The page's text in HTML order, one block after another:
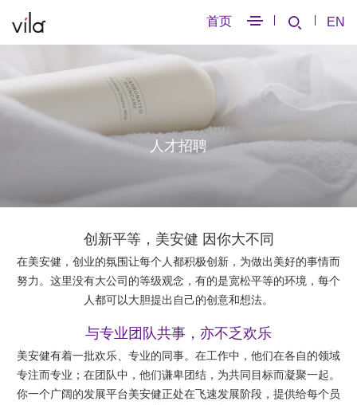
首页 EN
人才招聘
创新平等，美安健 因你大不同
在美安健，创业的氛围让每个人都积极创新，为做出美好的事情而
努力。这里没有大公司的等级观念，有的是宽松平等的环境，每个
人都可以大胆提出自己的创意和想法。
与专业团队共事，亦不乏欢乐
美安健有着一批欢乐、专业的同事。在工作中，他们在各自的领域
专注而专业；在团队中，他们谦卑团结，为共同目标而凝聚一起。
你一个广阔的发展平台美安健正处在飞速发展阶段，提供给每个员